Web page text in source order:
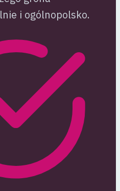
i ogólnopolsko.